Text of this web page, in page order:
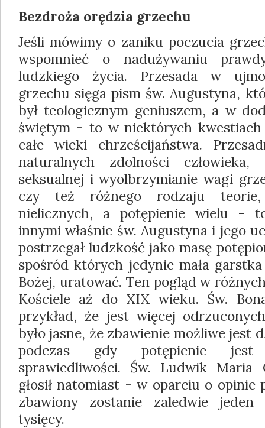
Bezdroża orędzia grzechu
Jeśli mówimy o zaniku poczucia
wspomnieć o nadużywaniu
ludzkiego życia. Przesada w
grzechu sięga pism św. Augustyna,
był teologicznym geniuszem, a w
świętym - to w niektórych kwestiach
całe wieki chrześcijaństwa.
naturalnych zdolności człowieka,
seksualnej i wyolbrzymianie wagi
czy też różnego rodzaju teorie,
nielicznych, a potępienie wielu -
innymi właśnie św. Augustyna i jego
postrzegał ludzkość jako masę
spośród których jedynie mała garstka
Bożej, uratować. Ten pogląd w
Kościele aż do XIX wieku. Św.
przykład, że jest więcej
było jasne, że zbawienie możliwe jest
podczas gdy potępienie jest
sprawiedliwości. Św. Ludwik
głosił natomiast - w oparciu o
zbawiony zostanie zaledwie jeden
tysięcy.